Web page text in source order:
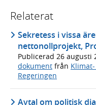
Relaterat
Sekretess i vissa
nettonollprojekt,
Publicerad 26 augusti
dokument från
Regeringen
Avtal om politisk